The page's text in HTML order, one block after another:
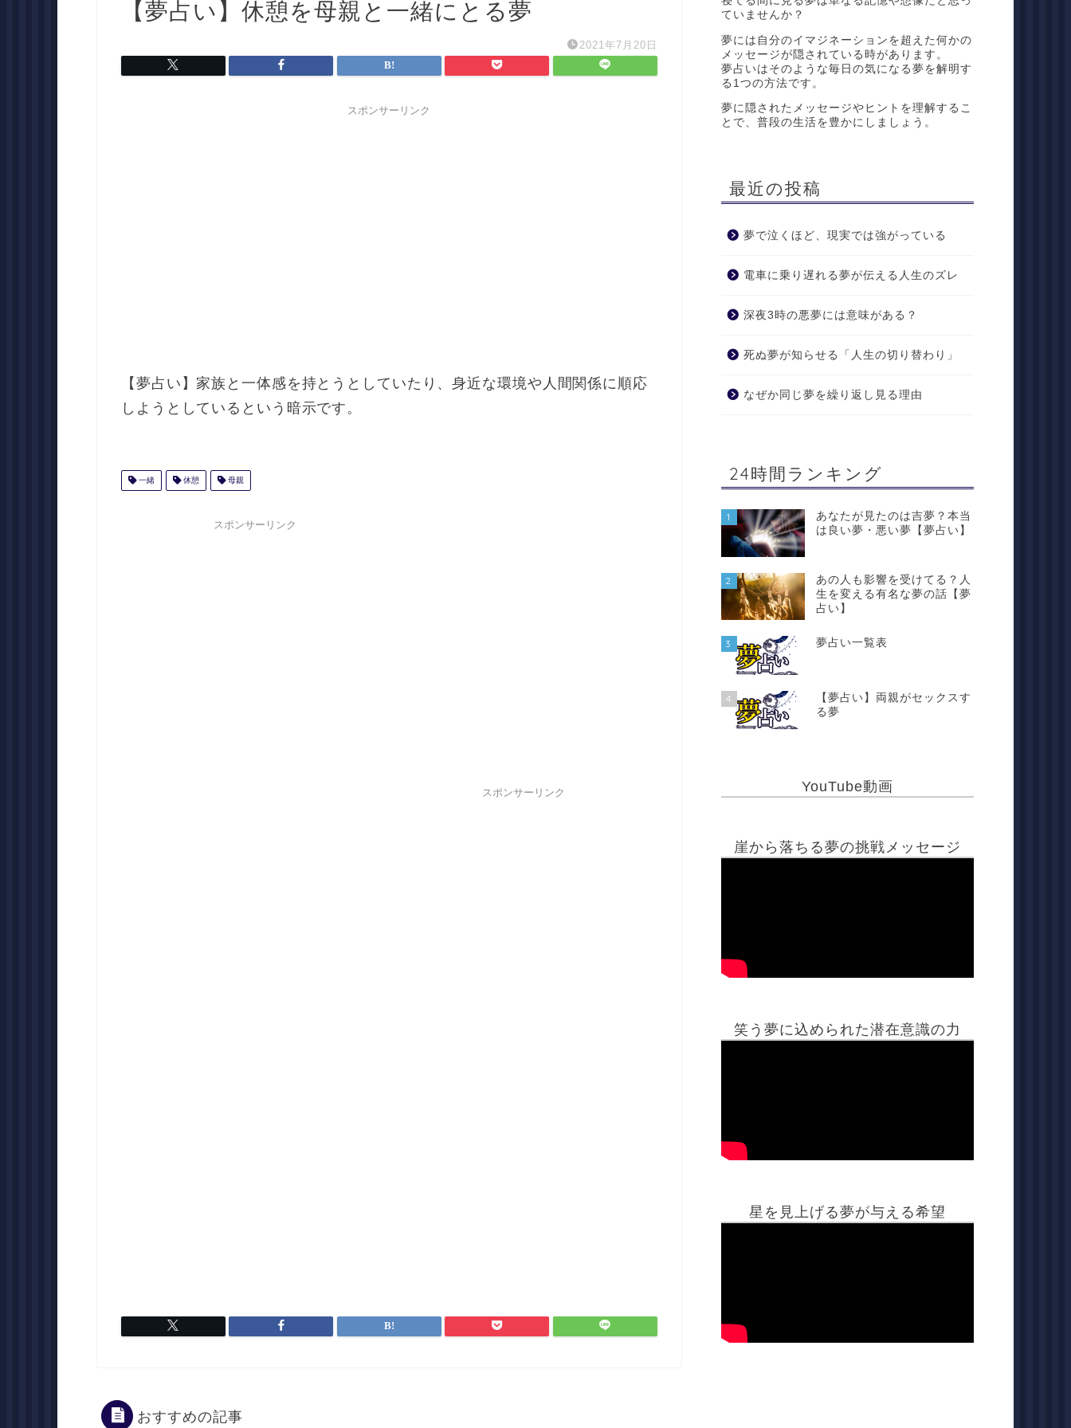
【夢占い】休憩を母親と一緒にとる夢
2021年7月20日
スポンサーリンク
【夢占い】家族と一体感を持とうとしていたり、身近な環境や人間関係に順応
しようとしているという暗示です。
一緒 休憩 母親
スポンサーリンク
スポンサーリンク
おすすめの記事
ていませんか？
夢には自分のイマジネーションを超えた何かの
メッセージが隠されている時があります。
夢占いはそのような毎日の気になる夢を解明す
る1つの方法です。
夢に隠されたメッセージやヒントを理解するこ
とで、普段の生活を豊かにしましょう。
最近の投稿
夢で泣くほど、現実では強がっている
電車に乗り遅れる夢が伝える人生のズレ
深夜3時の悪夢には意味がある？
死ぬ夢が知らせる「人生の切り替わり」
なぜか同じ夢を繰り返し見る理由
24時間ランキング
1
あなたが見たのは吉夢？本当
は良い夢・悪い夢【夢占い】
2
あの人も影響を受けてる？人
生を変える有名な夢の話【夢
占い】
3 夢占い一覧表
4
【夢占い】両親がセックスす
る夢
YouTube動画
崖から落ちる夢の挑戦メッセージ
笑う夢に込められた潜在意識の力
星を見上げる夢が与える希望